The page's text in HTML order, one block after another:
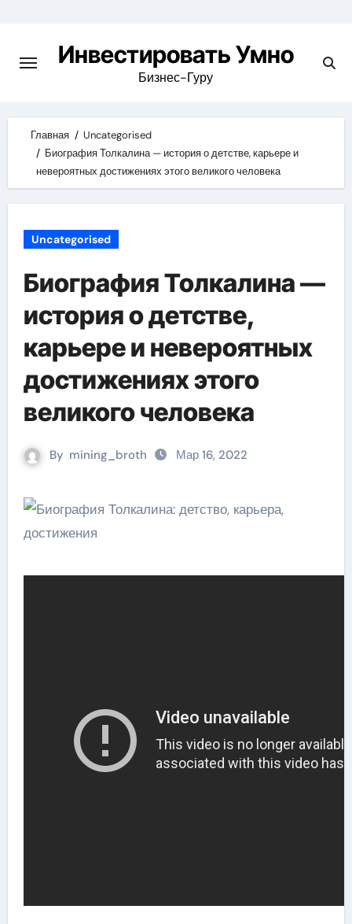
content
Инвестировать Умно
Бизнес-Гуру
Главная
Uncategorised
Биография Толкалина — история о детстве, карьере и
невероятных достижениях этого великого человека
Uncategorised
Биография Толкалина —
история о детстве,
карьере и невероятных
достижениях этого
великого человека
By mining_broth Мар 16, 2022